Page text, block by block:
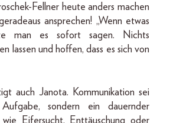
Fellner heute anders machen
ansprechen! „Wenn etwas
man es sofort sagen. Nichts
lassen und hoffen, dass es sich von
auch Janota. Kommunikation sei
sondern ein dauernder
wie Eifersucht, Enttäuschung oder